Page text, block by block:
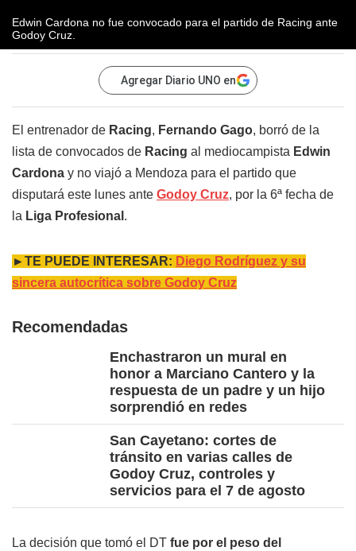
Edwin Cardona no fue convocado para el partido de Racing ante
Godoy Cruz.
Agregar Diario UNO en
El entrenador de Racing, Fernando Gago, borró de la
lista de convocados de Racing al mediocampista Edwin
Cardona y no viajó a Mendoza para el partido que
disputará este lunes ante Godoy Cruz, por la 6ª fecha de
la Liga Profesional .
►TE PUEDE INTERESAR: Diego Rodríguez y su
sincera autocrítica sobre Godoy Cruz
Recomendadas
Enchastraron un mural en
honor a Marciano Cantero y la
respuesta de un padre y un hijo
sorprendió en redes
San Cayetano: cortes de
tránsito en varias calles de
Godoy Cruz, controles y
servicios para el 7 de agosto
La decisión que tomó el DT fue por el peso del